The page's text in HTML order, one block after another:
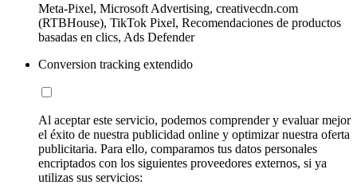
Meta-Pixel, Microsoft Advertising, creativecdn.com
(RTBHouse), TikTok Pixel, Recomendaciones de productos
basadas en clics, Ads Defender
Conversion tracking extendido
Al aceptar este servicio, podemos comprender y evaluar mejor
el éxito de nuestra publicidad online y optimizar nuestra oferta
publicitaria. Para ello, comparamos tus datos personales
encriptados con los siguientes proveedores externos, si ya
utilizas sus servicios: